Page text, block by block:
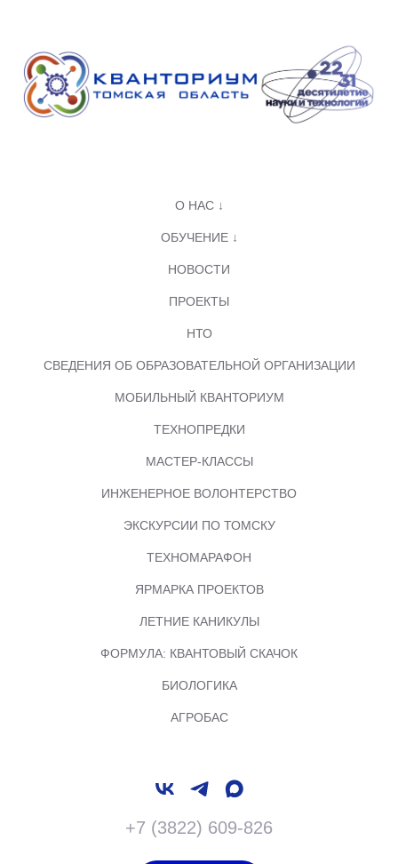
О НАС ↓
ОБУЧЕНИЕ ↓
НОВОСТИ
ПРОЕКТЫ
НТО
СВЕДЕНИЯ ОБ ОБРАЗОВАТЕЛЬНОЙ ОРГАНИЗАЦИИ
МОБИЛЬНЫЙ КВАНТОРИУМ
ТЕХНОПРЕДКИ
МАСТЕР-КЛАССЫ
ИНЖЕНЕРНОЕ ВОЛОНТЕРСТВО
ЭКСКУРСИИ ПО ТОМСКУ
ТЕХНОМАРАФОН
ЯРМАРКА ПРОЕКТОВ
ЛЕТНИЕ КАНИКУЛЫ
ФОРМУЛА: КВАНТОВЫЙ СКАЧОК
БИОЛОГИКА
АГРОБАС
+7 (3822) 609-826